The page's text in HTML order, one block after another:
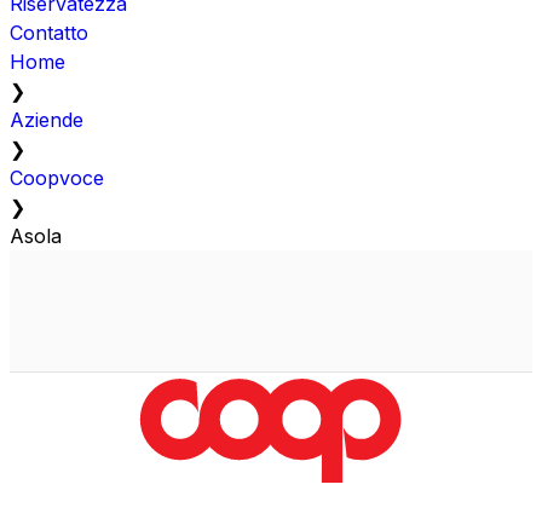
Contatto
Home
❯
Aziende
❯
Coopvoce
❯
Asola